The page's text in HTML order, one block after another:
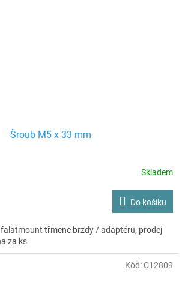
Šroub M5 x 33 mm
Skladem
Do košíku
třmene brzdy / adaptéru, prodej
za ks
Kód:C12809